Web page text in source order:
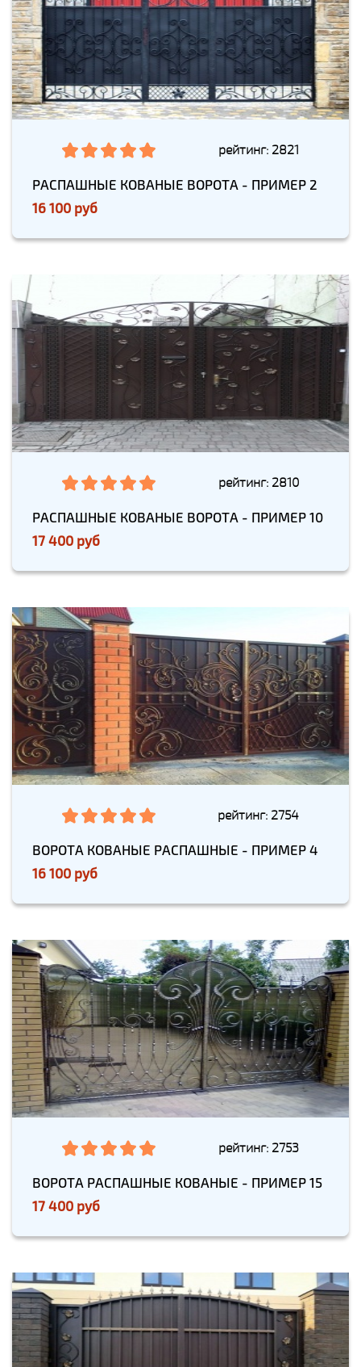
рейтинг: 2821
РАСПАШНЫЕ КОВАНЫЕ ВОРОТА - ПРИМЕР 2
16 100 руб
рейтинг: 2810
РАСПАШНЫЕ КОВАНЫЕ ВОРОТА - ПРИМЕР 10
17 400 руб
рейтинг: 2754
ВОРОТА КОВАНЫЕ РАСПАШНЫЕ - ПРИМЕР 4
16 100 руб
рейтинг: 2753
ВОРОТА РАСПАШНЫЕ КОВАНЫЕ - ПРИМЕР 15
17 400 руб